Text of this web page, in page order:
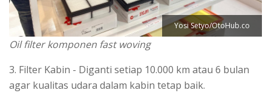
Yosi Setyo/OtoHub.co
Oil filter komponen fast woving
3. Filter Kabin - Diganti setiap 10.000 km atau 6 bulan
agar kualitas udara dalam kabin tetap baik.